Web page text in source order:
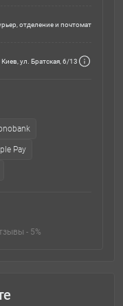
отделение и почтомат
Киев, ул. Братская, 6/13
Pay
- 5%